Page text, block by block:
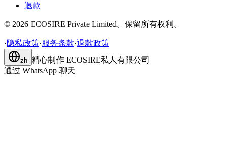
退款
© 2026 ECOSIRE Private Limited。保留所有权利。
·隐私政策·服务条款·退款政策
zh 精心制作 ECOSIRE私人有限公司
通过 WhatsApp 聊天